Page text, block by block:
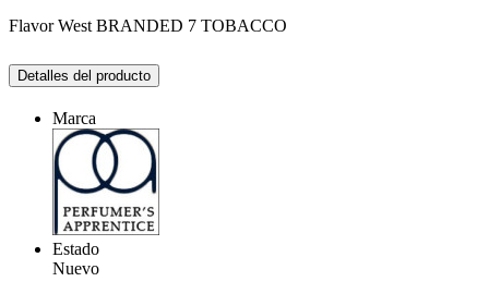
Flavor West BRANDED 7 TOBACCO
Detalles del producto
Marca
Estado
Nuevo